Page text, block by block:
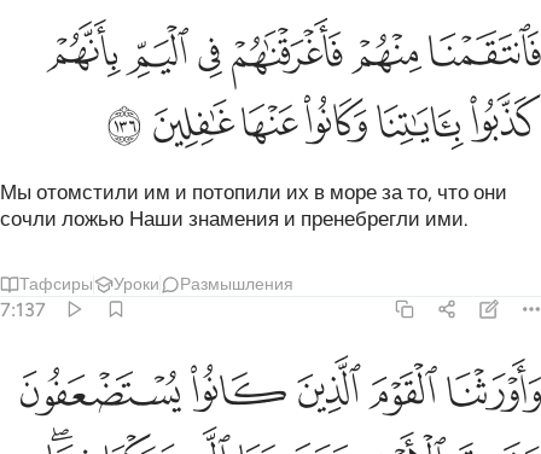
فانتقمنا منهم فاغرقناهم في اليم بانهم كذبوا باياتنا وكانوا عنها غافلين ١٣٦
فَٱنتَقَمْنَا مِنْهُمْ فَأَغْرَقْنَـٰهُمْ فِى ٱلْيَمِّ بِأَنَّهُمْ كَذَّبُوا۟ بِـَٔايَـٰتِنَا وَكَانُوا۟ عَنْهَا
ﲙﲚﲛﲜﲝﲞ
ﲟﲠﲡﲢﲣﲤ
Мы отомстили им и потопили их в море за то, что они
сочли ложью Наши знамения и пренебрегли ими.
Тафсиры Уроки Размышления
7:137
واورثنا القوم الذين كانوا يستضعفون مشارق الارض ومغاربها التي
وَأَوْرَثْنَا ٱلْقَوْمَ ٱلَّذِينَ كَانُوا۟ يُسْتَضْعَفُونَ مَشَـٰرِقَ ٱلْأَرْضِ وَمَغَـٰرِبَهَا
ﲥﲦﲧﲨﲩ